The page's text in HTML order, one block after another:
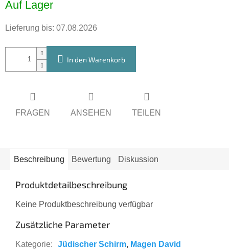
Auf Lager
Lieferung bis: 07.08.2026
In den Warenkorb
FRAGEN ANSEHEN TEILEN
Beschreibung Bewertung Diskussion
Produktdetailbeschreibung
Keine Produktbeschreibung verfügbar
Zusätzliche Parameter
Kategorie: Jüdischer Schirm, Magen David